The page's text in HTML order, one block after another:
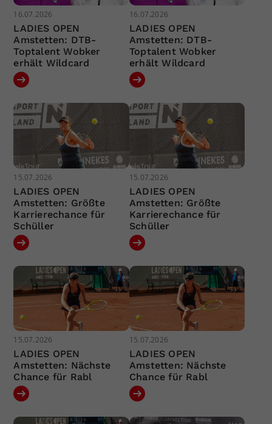
16.07.2026
LADIES OPEN
Amstetten: DTB-
Toptalent Wobker
erhält Wildcard
16.07.2026
LADIES OPEN
Amstetten: DTB-
Toptalent Wobker
erhält Wildcard
15.07.2026
LADIES OPEN
Amstetten: Größte
Karrierechance für
Schüller
15.07.2026
LADIES OPEN
Amstetten: Größte
Karrierechance für
Schüller
15.07.2026
LADIES OPEN
Amstetten: Nächste
Chance für Rabl
15.07.2026
LADIES OPEN
Amstetten: Nächste
Chance für Rabl